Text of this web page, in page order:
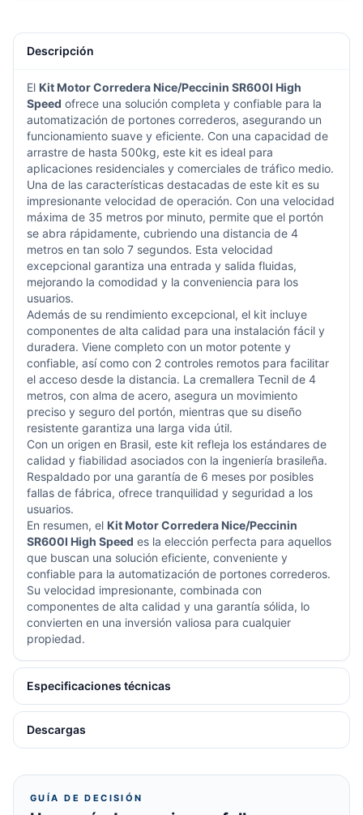
Descripción
El Kit Motor Corredera Nice/Peccinin SR600I High
Speed ofrece una solución completa y confiable para la
automatización de portones correderos, asegurando un
funcionamiento suave y eficiente. Con una capacidad de
arrastre de hasta 500kg, este kit es ideal para
aplicaciones residenciales y comerciales de tráfico medio.
Una de las características destacadas de este kit es su
impresionante velocidad de operación. Con una velocidad
máxima de 35 metros por minuto, permite que el portón
se abra rápidamente, cubriendo una distancia de 4
metros en tan solo 7 segundos. Esta velocidad
excepcional garantiza una entrada y salida fluidas,
mejorando la comodidad y la conveniencia para los
usuarios.
Además de su rendimiento excepcional, el kit incluye
componentes de alta calidad para una instalación fácil y
duradera. Viene completo con un motor potente y
confiable, así como con 2 controles remotos para facilitar
el acceso desde la distancia. La cremallera Tecnil de 4
metros, con alma de acero, asegura un movimiento
preciso y seguro del portón, mientras que su diseño
resistente garantiza una larga vida útil.
Con un origen en Brasil, este kit refleja los estándares de
calidad y fiabilidad asociados con la ingeniería brasileña.
Respaldado por una garantía de 6 meses por posibles
fallas de fábrica, ofrece tranquilidad y seguridad a los
usuarios.
En resumen, el Kit Motor Corredera Nice/Peccinin
SR600I High Speed es la elección perfecta para aquellos
que buscan una solución eficiente, conveniente y
confiable para la automatización de portones correderos.
Su velocidad impresionante, combinada con
componentes de alta calidad y una garantía sólida, lo
convierten en una inversión valiosa para cualquier
propiedad.
Especificaciones técnicas
Descargas
GUÍA DE DECISIÓN